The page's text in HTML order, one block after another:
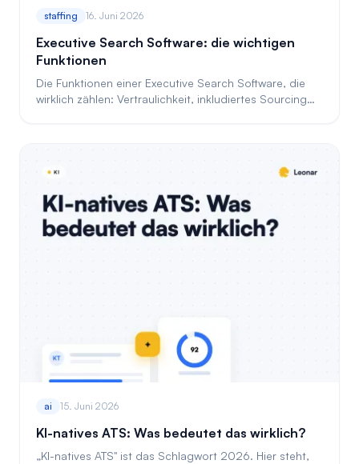
staffing 16. Juni 2026
Executive Search Software: die wichtigen
Funktionen
Die Funktionen einer Executive Search Software, die
wirklich zählen: Vertraulichkeit, inkludiertes Sourcing
ai 15. Juni 2026
KI-natives ATS: Was bedeutet das wirklich?
„KI-natives ATS" ist das Schlagwort 2026. Hier steht,